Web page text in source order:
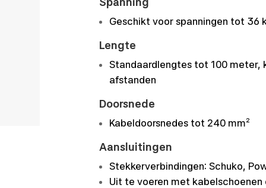
Geschikt voor spanningen tot 36
Lengte
Standaardlengtes tot 100 meter,
afstanden
Doorsnede
Kabeldoorsnedes tot 240 mm²
Aansluitingen
Stekkerverbindingen: Schuko,
Uit te voeren met kabelschoenen